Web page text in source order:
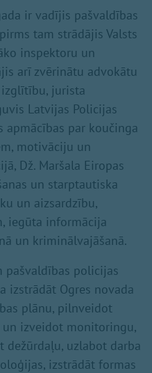
ir vadījis pašvaldības
tam strādājis Valsts
inspektoru un
arī zvērinātu advokātu
jurista
Latvijas Policijas
apmācības par koučinga
motivāciju un
Dž. Maršala Eiropas
un starptautiska
un aizsardzību,
iegūta informācija
un kriminālvajāšanā.
pašvaldības policijas
izstrādāt Ogres novada
plānu, pilnveidot
izveidot monitoringu,
uzlabot darba
izstrādāt formas